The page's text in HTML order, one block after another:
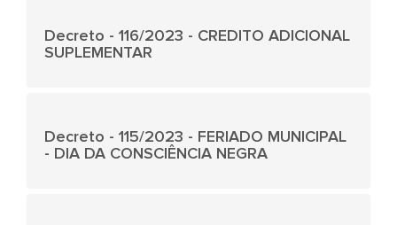
Decreto - 116/2023 - CREDITO ADICIONAL
SUPLEMENTAR
Decreto - 115/2023 - FERIADO MUNICIPAL
- DIA DA CONSCIÊNCIA NEGRA